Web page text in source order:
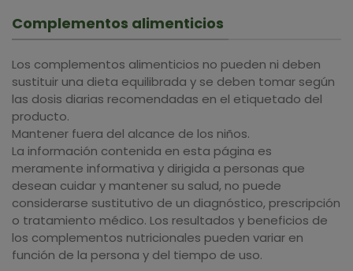
Complementos alimenticios
Los complementos alimenticios no pueden ni deben
sustituir una dieta equilibrada y se deben tomar según
las dosis diarias recomendadas en el etiquetado del
producto.
Mantener fuera del alcance de los niños.
La información contenida en esta página es
meramente informativa y dirigida a personas que
desean cuidar y mantener su salud, no puede
considerarse sustitutivo de un diagnóstico, prescripción
o tratamiento médico. Los resultados y beneficios de
los complementos nutricionales pueden variar en
función de la persona y del tiempo de uso.